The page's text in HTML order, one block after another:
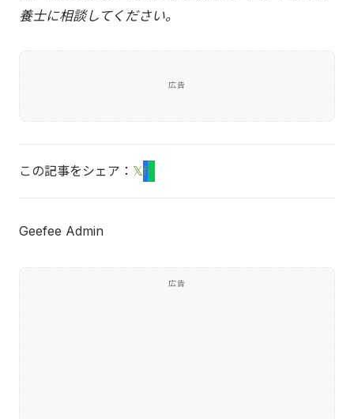
養士に相談してください。
広告
この記事をシェア： 𝕏fL
Geefee Admin
広告